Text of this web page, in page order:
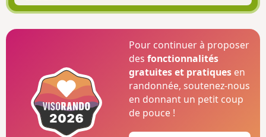
Pour continuer à proposer
desfonctionnalités
gratuites et pratiques en
randonnée, soutenez-nous
en donnant un petit coup
de pouce !